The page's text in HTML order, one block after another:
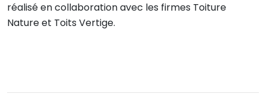
réalisé en collaboration avec les firmes Toiture
Nature et Toits Vertige.